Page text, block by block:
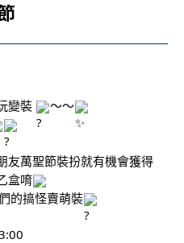
變裝
～～
友萬聖節裝扮就有機會獲得
盒唷
的搞怪賣萌裝